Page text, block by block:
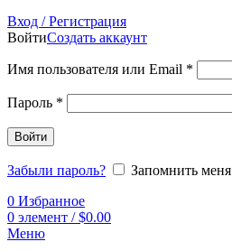
Вход / Регистрация
ВойтиСоздать аккаунт
Имя пользователя или Email *
Пароль *
Войти
Забыли пароль?
Запомнить меня
0 Избранное
0 элемент / $0.00
Меню